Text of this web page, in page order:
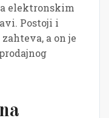
elektronskim
Postoji i
a on je